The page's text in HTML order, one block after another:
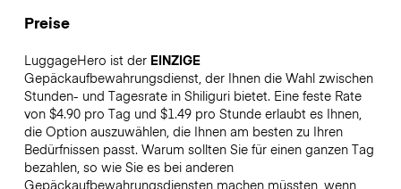
Preise
LuggageHero ist der EINZIGE
Gepäckaufbewahrungsdienst, der Ihnen die Wahl zwischen
Stunden- und Tagesrate in Shiliguri bietet. Eine feste Rate
von $4.90 pro Tag und $1.49 pro Stunde erlaubt es Ihnen,
die Option auszuwählen, die Ihnen am besten zu Ihren
Bedürfnissen passt. Warum sollten Sie für einen ganzen Tag
bezahlen, so wie Sie es bei anderen
Gepäckaufbewahrungsdiensten machen müssten, wenn